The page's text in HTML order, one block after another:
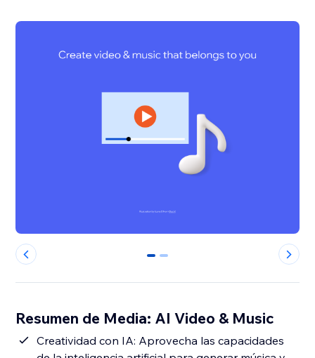
0 1
Resumen de Media: AI Video & Music
Creatividad con IA: Aprovecha las capacidades